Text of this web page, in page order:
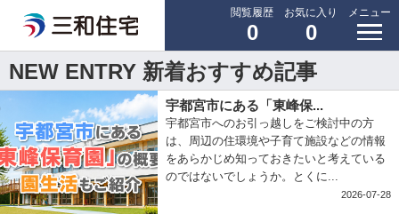
閲覧履歴
0
お気に入り
0
メニュー
NEW ENTRY 新着おすすめ記事
宇都宮市にある「東峰保...
宇都宮市へのお引っ越しをご検討中の方
は、周辺の住環境や子育て施設などの情報
をあらかじめ知っておきたいと考えている
のではないでしょうか。とくに...
2026-07-28